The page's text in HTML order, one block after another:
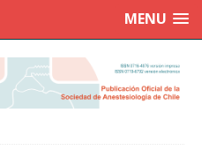
MENU